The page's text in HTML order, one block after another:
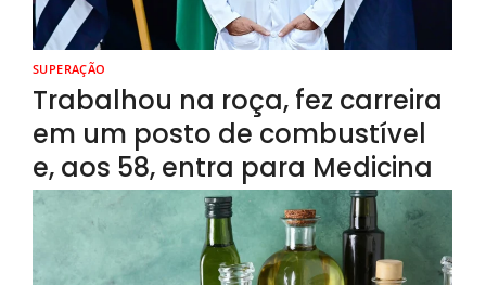
SUPERAÇÃO
Trabalhou na roça, fez carreira
em um posto de combustível
e, aos 58, entra para Medicina